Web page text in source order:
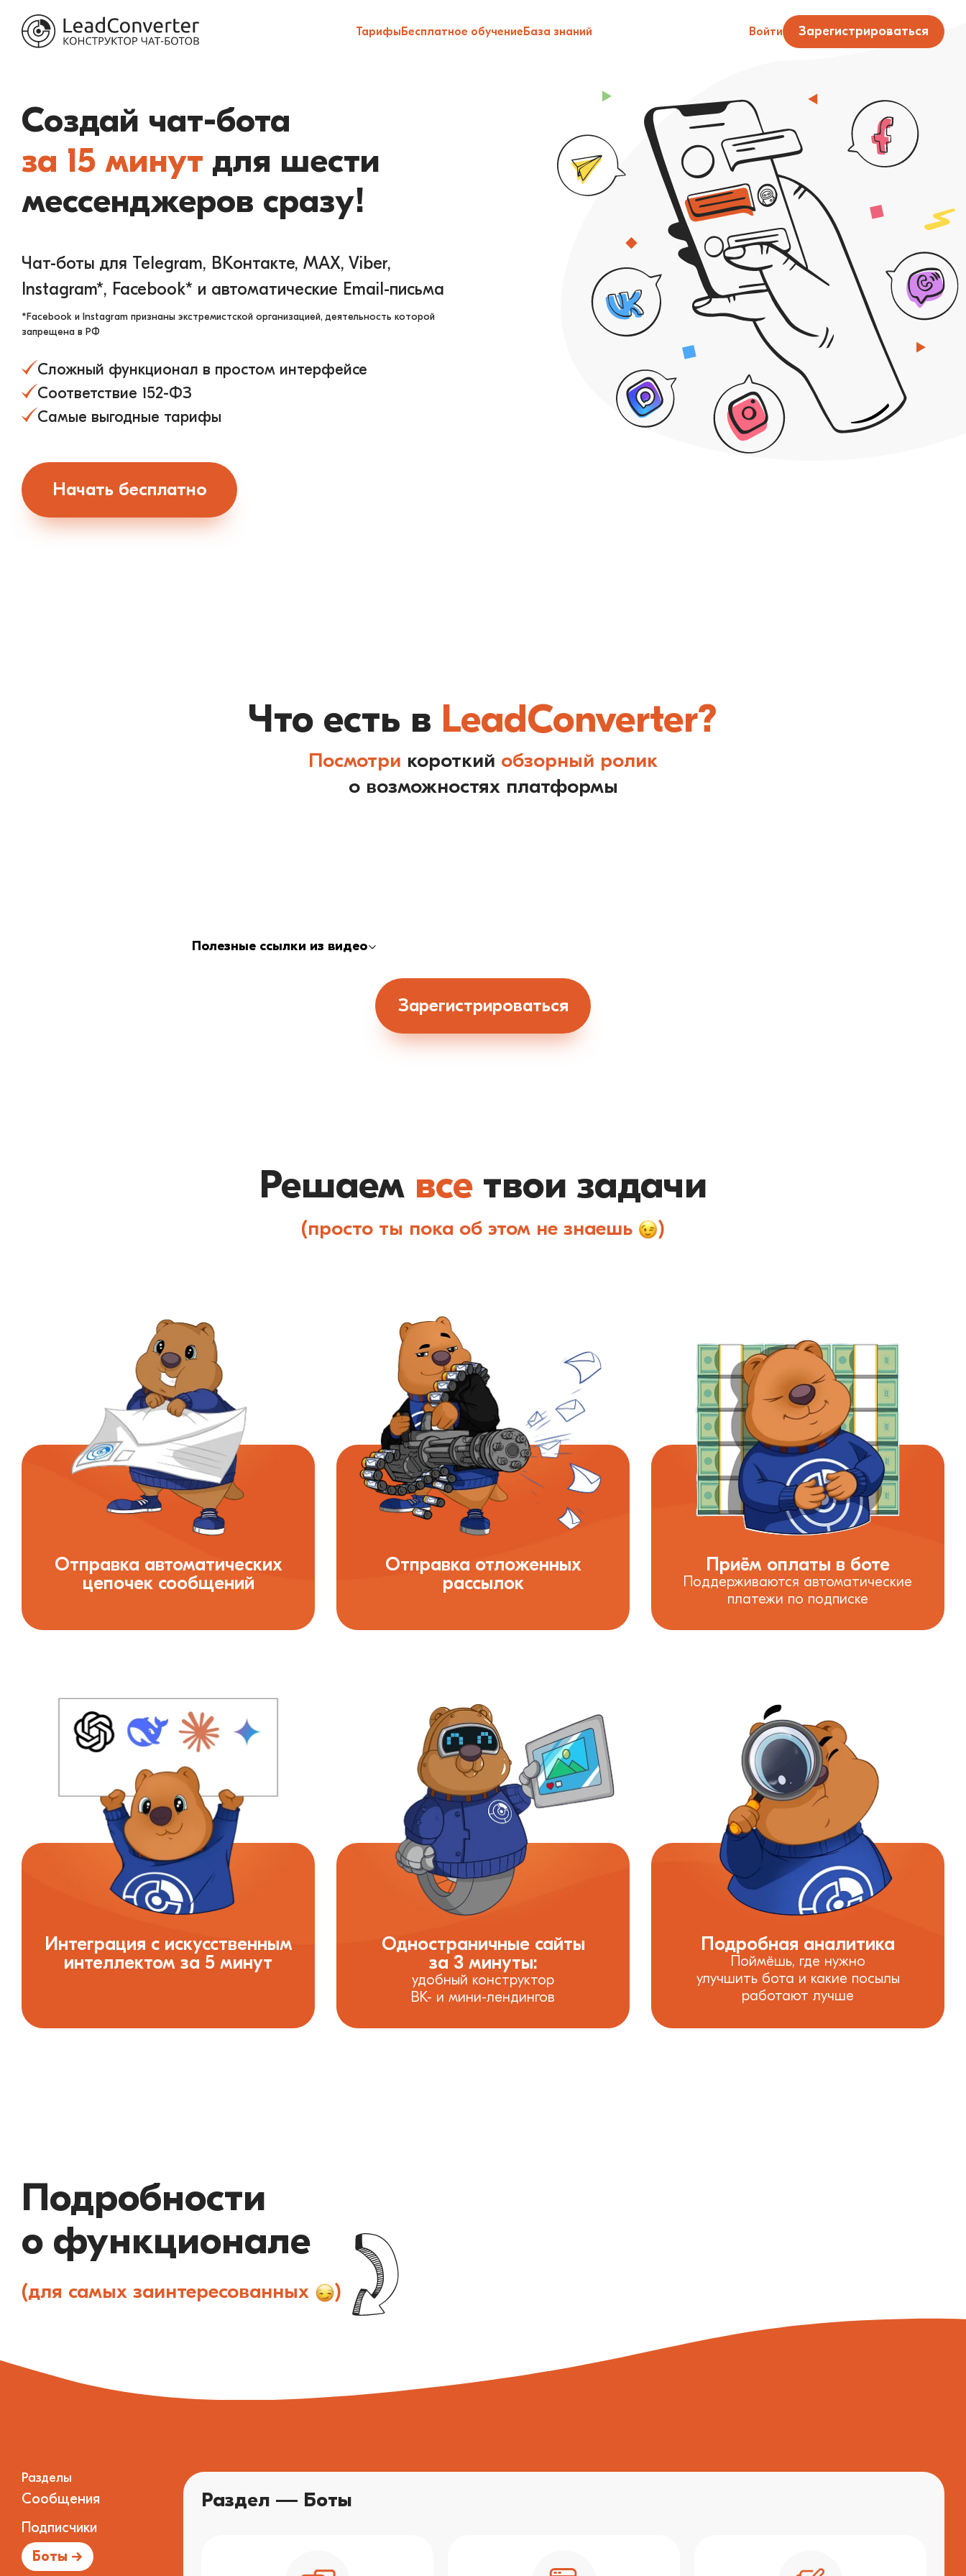
Тарифы Бесплатное обучение База знаний Войти Зарегистрироваться
Создай чат-бота
за 15 минут для шести
мессенджеров сразу!
Чат-боты для Telegram, ВКонтакте, MAX, Viber,
Instagram*, Facebook* и автоматические Email-письма
*Facebook и Instagram признаны экстремистской организацией, деятельность которой
запрещена в РФ
Сложный функционал в простом интерфейсе
Соответствие 152-ФЗ
Самые выгодные тарифы
Начать бесплатно
Что есть в LeadConverter?
Посмотри короткий обзорный ролик
о возможностях платформы
Полезные ссылки из видео
Шаблон «На какой факультет в Хогвартсе ты попадёшь?»
Зарегистрироваться
Решаем всетвои задачи
(просто ты пока об этом не знаешь )
Отправка автоматических
цепочек сообщений
Отправка отложенных
рассылок
Приём оплаты в боте
Поддерживаются автоматические
платежи по подписке
Интеграция с искусственным
интеллектом за 5 минут
Одностраничные сайты
за 3 минуты:
удобный конструктор
ВК- и мини-лендингов
Подробная аналитика
Поймёшь, где нужно
улучшить бота и какие посылы
работают лучше
Подробности
о функционале
(для самых заинтересованных )
Разделы
Сообщения
Подписчики
Боты →
Раздел — Боты